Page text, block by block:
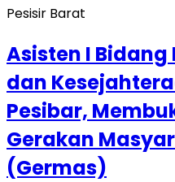
Pesisir Barat
Asisten I
dan
Pesibar,
Gerakan
(Germas)